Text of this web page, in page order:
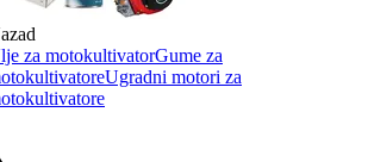
za motokultivatorGume za
Ugradni motori za